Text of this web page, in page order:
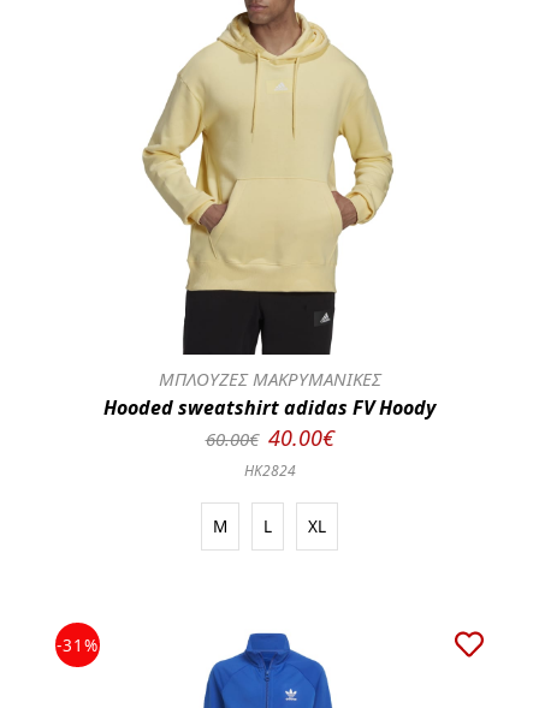
ΜΠΛΟΥΖΕΣ ΜΑΚΡΥΜΑΝΙΚΕΣ
Hooded sweatshirt adidas FV Hoody
60.00€ 40.00€
HK2824
M L XL
-31%